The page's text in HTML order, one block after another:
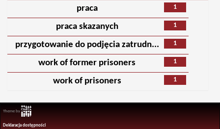
1
praca
1
praca skazanych
1
przygotowanie do podjęcia zatrudn...
1
work of former prisoners
1
work of prisoners
Theme by
Deklaracja dostępności